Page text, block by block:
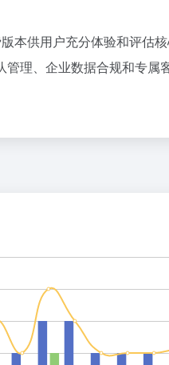
本供用户充分体验和评估
理、企业数据合规和专